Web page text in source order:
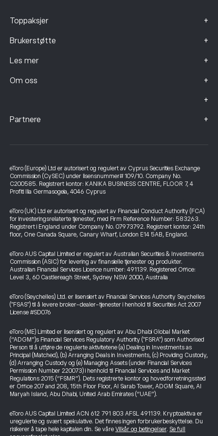
Toppaksjer +
Brukerstøtte +
Les mer +
Om oss +
+
Partnere +
eToro (Europe) Ltd er autorisert og regulert av Cyprus Securities Exchange
Commission (CySEC) under lisensnummer# 109/10. Company No.
C200585. Registrert kontor: KANIKA BUSINESS CENTRE, FLOOR 7, 4
Profiti Ilia Germasogeia, 4046 Cyprus
eToro (UK) Ltd er autorisert og regulert av Financial Conduct Authority (FCA)
for investeringsrelaterte tjenester, med Firm Reference Number: 583263.
Registrert i England under Company No. 07973792. Registrert kontor: 24th
floor, One Canada Square, Canary Wharf, London E14 5AB, England.
eToro AUS Capital Limited er regulert av Australian Securities & Investments
Commission (ASIC) for levering av finansielle tjenester og produkter.
Australian Financial Services Licence number: 491139. Registered Office:
Level 3, 60 Castlereagh Street, Sydney NSW 2000, Australia
eToro (Seychelles) Ltd. er lisensiert av Financial Services Authority Seychelles
("FSAS") til å levere broker-dealer-tjenester i henhold til Securities Act 2007
License #SD076
eToro (ME) Limited er lisensiert og regulert av Abu Dhabi Global Market
(“ADGM”)s Financial Services Regulatory Authority ("FSRA") som Authorised
Person til å utføre de regulerte aktivitetene (a) Dealing in Investments as
Principal (Matched), (b) Arranging Deals in Investments, (c) Providing Custody,
(d) Arranging Custody og (e) Managing Assets (under Financial Services
Permission Number 220073) i henhold til Financial Services and Market
Regulations 2015 (“FSMR”). Dets registrerte kontor og hovedforretningssted
er Office 207 and 208, 15th Floor Floor, Al Sarab Tower, ADGM Square, Al
Maryah Island, Abu Dhabi, United Arab Emirates (“UAE”).
eToro AUS Capital Limited ACN 612 791 803 AFSL 491139. Kryptoaktiva er
uregulerte og svært spekulative. Det finnes ingen forbrukerbeskyttelse. Du
risikerer å tape hele kapitalen din. Se våre Vilkår og betingelser. Se full